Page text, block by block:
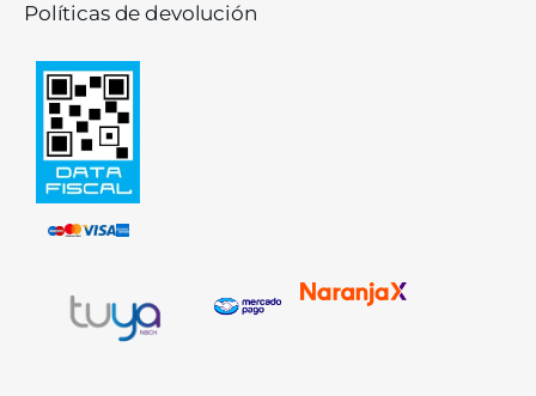
Políticas de devolución